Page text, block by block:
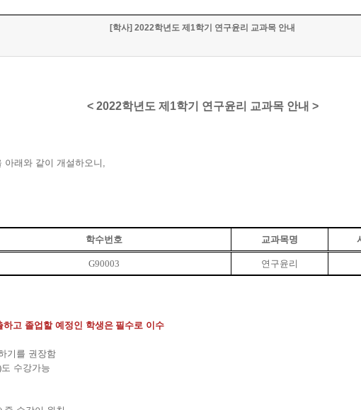
[학사] 2022학년도 제1학기 연구윤리 교과목 안내
< 2022학년도 제1학기 연구윤리 교과목 안내 >
아래와 같이 개설하오니,
학수번호 교과목명
G90003 연구윤리
고 졸업할 예정인 학생은 필수로 이수
기를 권장함
도 수강가능